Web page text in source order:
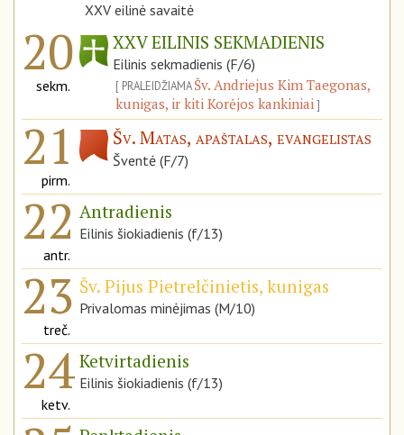
XXV eilinė savaitė
20
sekm.
XXV EILINIS SEKMADIENIS
Eilinis sekmadienis (F/6)
PRALEIDŽIAMAŠv. Andriejus Kim Taegonas,
kunigas, ir kiti Korėjos kankiniai
21
pirm.
Šv. Matas, apaštalas, evangelistas
Šventė (F/7)
22
antr.
Antradienis
Eilinis šiokiadienis (f/13)
23
treč.
Šv. Pijus Pietrelčinietis, kunigas
Privalomas minėjimas (M/10)
24
ketv.
Ketvirtadienis
Eilinis šiokiadienis (f/13)